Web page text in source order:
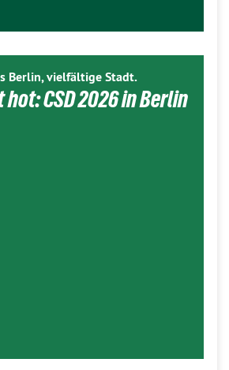
Berlin, vielfältige Stadt.
CSD 2026 in Berlin